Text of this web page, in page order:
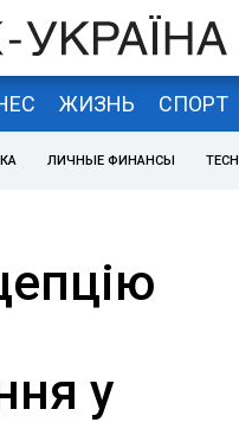
ЖИЗНЬ СПОРТ
ЛИЧНЫЕ ФИНАНСЫ TECH
у